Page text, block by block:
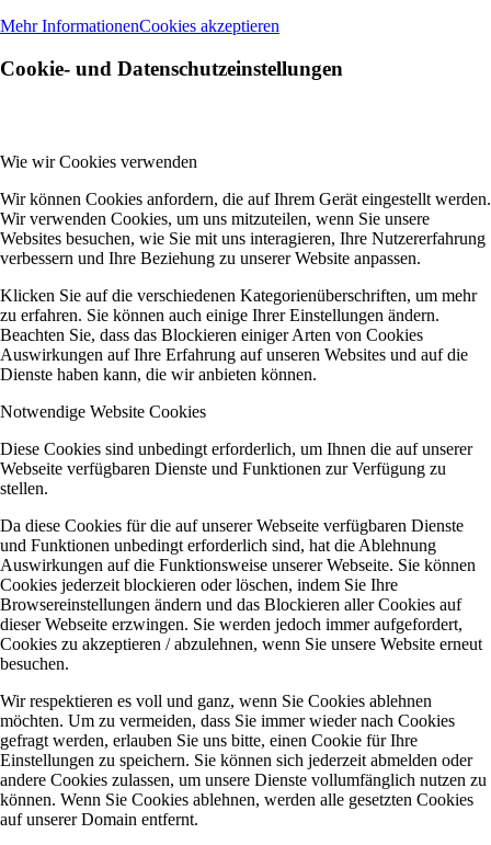
Mehr InformationenCookies akzeptieren
Cookie- und Datenschutzeinstellungen
Wie wir Cookies verwenden
Wir können Cookies anfordern, die auf Ihrem Gerät eingestellt werden.
Wir verwenden Cookies, um uns mitzuteilen, wenn Sie unsere
Websites besuchen, wie Sie mit uns interagieren, Ihre Nutzererfahrung
verbessern und Ihre Beziehung zu unserer Website anpassen.
Klicken Sie auf die verschiedenen Kategorienüberschriften, um mehr
zu erfahren. Sie können auch einige Ihrer Einstellungen ändern.
Beachten Sie, dass das Blockieren einiger Arten von Cookies
Auswirkungen auf Ihre Erfahrung auf unseren Websites und auf die
Dienste haben kann, die wir anbieten können.
Notwendige Website Cookies
Diese Cookies sind unbedingt erforderlich, um Ihnen die auf unserer
Webseite verfügbaren Dienste und Funktionen zur Verfügung zu
stellen.
Da diese Cookies für die auf unserer Webseite verfügbaren Dienste
und Funktionen unbedingt erforderlich sind, hat die Ablehnung
Auswirkungen auf die Funktionsweise unserer Webseite. Sie können
Cookies jederzeit blockieren oder löschen, indem Sie Ihre
Browsereinstellungen ändern und das Blockieren aller Cookies auf
dieser Webseite erzwingen. Sie werden jedoch immer aufgefordert,
Cookies zu akzeptieren / abzulehnen, wenn Sie unsere Website erneut
besuchen.
Wir respektieren es voll und ganz, wenn Sie Cookies ablehnen
möchten. Um zu vermeiden, dass Sie immer wieder nach Cookies
gefragt werden, erlauben Sie uns bitte, einen Cookie für Ihre
Einstellungen zu speichern. Sie können sich jederzeit abmelden oder
andere Cookies zulassen, um unsere Dienste vollumfänglich nutzen zu
können. Wenn Sie Cookies ablehnen, werden alle gesetzten Cookies
auf unserer Domain entfernt.